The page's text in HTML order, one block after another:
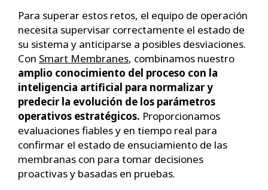
Para superar estos retos, el equipo de operación
necesita supervisar correctamente el estado de
su sistema y anticiparse a posibles desviaciones.
Con Smart Membranes, combinamos nuestro
amplio conocimiento del proceso con la
inteligencia artificial para normalizar y
predecir la evolución de los parámetros
operativos estratégicos. Proporcionamos
evaluaciones fiables y en tiempo real para
confirmar el estado de ensuciamiento de las
membranas con para tomar decisiones
proactivas y basadas en pruebas.